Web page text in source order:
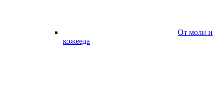
От моли и
кожееда